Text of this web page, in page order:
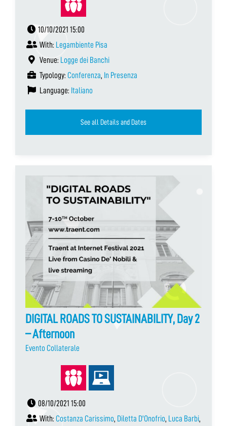
10/10/2021 15:00
With: Legambiente Pisa
Venue: Logge dei Banchi
Typology: Conferenza, In Presenza
Language: Italiano
See all Details and Dates
DIGITAL ROADS TO SUSTAINABILITY, Day 2
– Afternoon
Evento Collaterale
08/10/2021 15:00
With: Costanza Carissimo, Diletta D'Onofrio, Luca Barbi,